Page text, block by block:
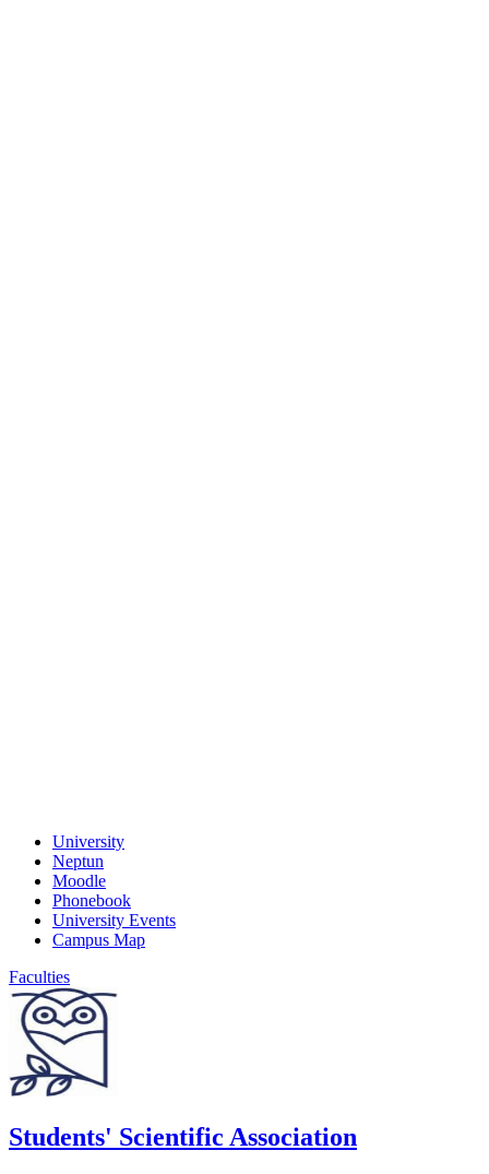
University
Neptun
Moodle
Phonebook
University Events
Campus Map
Faculties
Students' Scientific Association